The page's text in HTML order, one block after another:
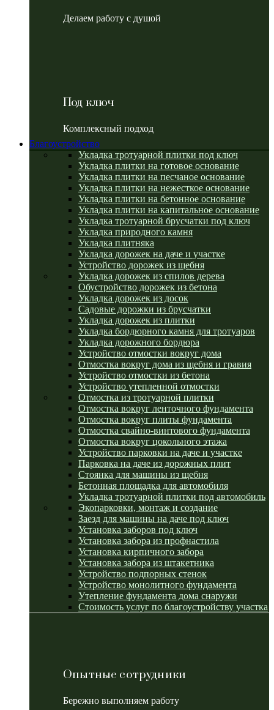
Делаем работу с душой
Под ключ
Комплексный подход
Благоустройство
Укладка тротуарной плитки под ключ
Укладка плитки на готовое основание
Укладка плитки на песчаное основание
Укладка плитки на нежесткое основание
Укладка плитки на бетонное основание
Укладка плитки на капитальное основание
Укладка тротуарной брусчатки под ключ
Укладка природного камня
Укладка плитняка
Укладка дорожек на даче и участке
Устройство дорожек из щебня
Укладка дорожек из спилов дерева
Обустройство дорожек из бетона
Укладка дорожек из досок
Садовые дорожки из брусчатки
Укладка дорожек из плитки
Укладка бордюрного камня для тротуаров
Укладка дорожного бордюра
Устройство отмостки вокруг дома
Отмостка вокруг дома из щебня и гравия
Устройство отмостки из бетона
Устройство утепленной отмостки
Отмостка из тротуарной плитки
Отмостка вокруг ленточного фундамента
Отмостка вокруг плиты фундамента
Отмостка свайно-винтового фундамента
Отмостка вокруг цокольного этажа
Устройство парковки на даче и участке
Парковка на даче из дорожных плит
Стоянка для машины из щебня
Бетонная площадка для автомобиля
Укладка тротуарной плитки под автомобиль
Экопарковки, монтаж и создание
Заезд для машины на даче под ключ
Установка заборов под ключ
Установка забора из профнастила
Установка кирпичного забора
Установка забора из штакетника
Устройство подпорных стенок
Устройство монолитного фундамента
Утепление фундамента дома снаружи
Стоимость услуг по благоустройству участка
Опытные сотрудники
Бережно выполняем работу